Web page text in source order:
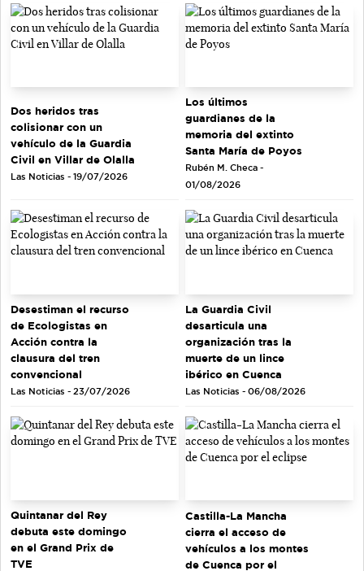
Dos heridos tras
colisionar con un
vehículo de la Guardia
Civil en Villar de Olalla
Las Noticias - 19/07/2026
Los últimos
guardianes de la
memoria del extinto
Santa María de Poyos
Rubén M. Checa -
01/08/2026
Desestiman el recurso
de Ecologistas en
Acción contra la
clausura del tren
convencional
Las Noticias - 23/07/2026
La Guardia Civil
desarticula una
organización tras la
muerte de un lince
ibérico en Cuenca
Las Noticias - 06/08/2026
Quintanar del Rey
debuta este domingo
en el Grand Prix de
TVE
Castilla-La Mancha
cierra el acceso de
vehículos a los montes
de Cuenca por el